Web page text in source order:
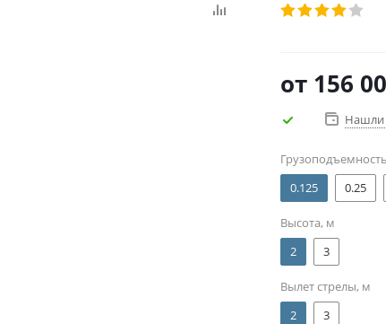
от 156
Нашли
0.125
0.25
Высота, м
2
3
Вылет стрелы, м
2
3